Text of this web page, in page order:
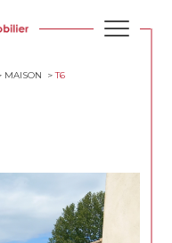
MAISON T6